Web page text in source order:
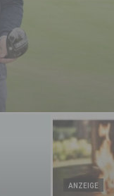
ANZEIGE